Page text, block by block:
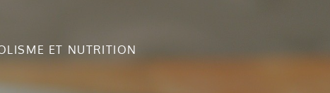
ET NUTRITION